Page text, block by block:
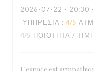
2026-07-22 - 20:30
ΥΠΗΡΕΣΊΑ : 4/5
4/5 ΠΟΙΌΤΗΤΑ / ΤΙΜΉ